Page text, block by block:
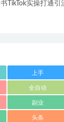
书TikTok实操打通引
上手
全自动
副业
头条